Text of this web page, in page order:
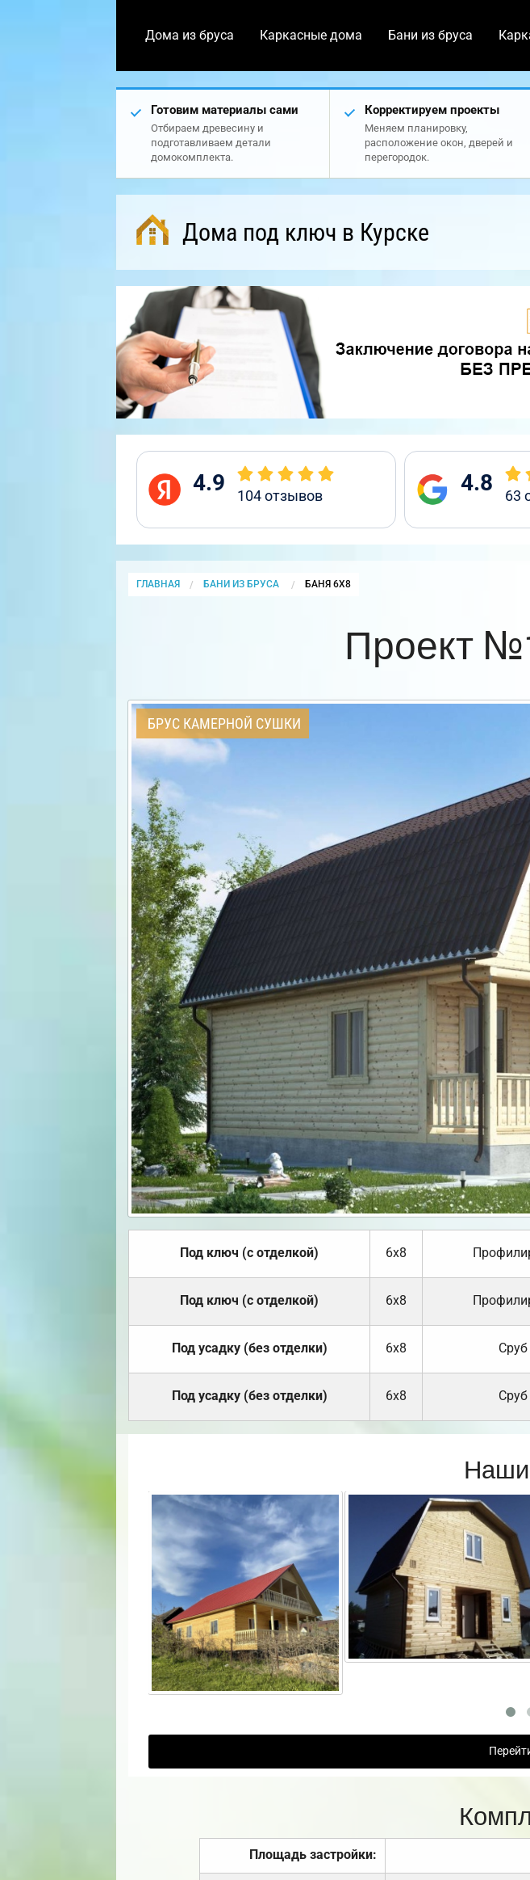
Дома из бруса Каркасные дома Бани из бруса
Готовим материалы сами
Отбираем древесину и
подготавливаем детали
домокомплекта.
Корректируем проекты
Меняем планировку,
расположение окон, дверей и
перегородок.
Дома под ключ в Курске
4.9 104отзывов 4.8 63
ГЛАВНАЯ БАНИ ИЗ БРУСА CURRENT:
БАНЯ 6Х8
Проект
БРУС КАМЕРНОЙ СУШКИ
Под ключ (с отделкой) 6х8
Под ключ (с отделкой) 6х8
Под усадку (без отделки) 6х8
Под усадку (без отделки) 6х8
Площадь застройки: